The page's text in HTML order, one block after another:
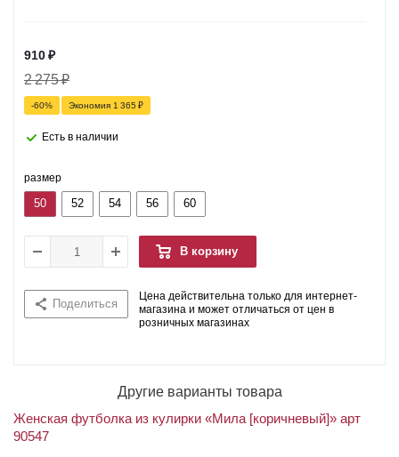
910₽
2 275₽
-60% Экономия 1 365 ₽
Есть в наличии
размер
50 52 54 56 60
В корзину
Поделиться
Цена действительна только для интернет-
магазина и может отличаться от цен в
розничных магазинах
Другие варианты товара
Женская футболка из кулирки «Мила [коричневый]» арт
90547